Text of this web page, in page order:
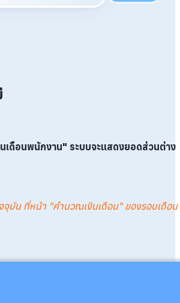
เดือนพนักงาน" ระบบจะแสดงยอดส่วนต่าง
จุบัน ที่หน้า "คำนวณเงินเดือน" ของรอบเดือน